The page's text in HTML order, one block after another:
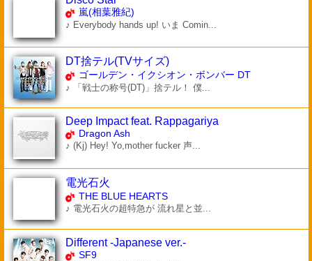
嵐(相葉雅紀)
♪ Everybody hands up! いま Comin...
DT捨テル(TVサイズ)
ゴールデン・イクシオン・ボンバー DT
♪ 「戦士の称号(DT)」捨テル！ 僕...
Deep Impact feat. Rappagariya
Dragon Ash
♪ (Kj) Hey! Yo,mother fucker 声...
電光石火
THE BLUE HEARTS
♪ 電光石火の超特急が 流れ星と並...
Different -Japanese ver.-
SF9